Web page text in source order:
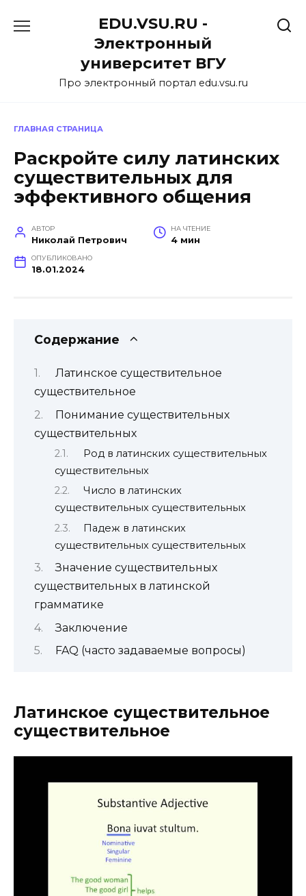
EDU.VSU.RU -
Электронный
университет ВГУ
Про электронный портал edu.vsu.ru
ГЛАВНАЯ СТРАНИЦА
Раскройте силу латинских
существительных для
эффективного общения
АВТОР
Николай Петрович
НА ЧТЕНИЕ
4 мин
ОПУБЛИКОВАНО
18.01.2024
Содержание
Латинское существительное
существительное
Понимание существительных
существительных
Род в латинских существительных
существительных
Число в латинских
существительных существительных
Падеж в латинских
существительных существительных
Значение существительных
существительных в латинской
грамматике
Заключение
FAQ (часто задаваемые вопросы)
Латинское существительное
существительное